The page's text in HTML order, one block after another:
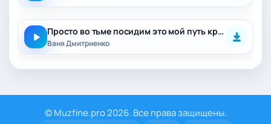
Просто во тьме посидим это мой путь кратчайший
Ваня Дмитриенко
© Muzfine.pro 2026. Все права защищены.